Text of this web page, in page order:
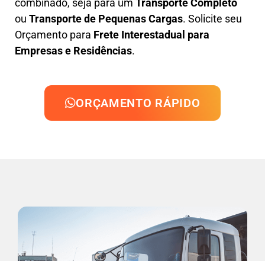
combinado, seja para um Transporte Completo
ou Transporte de Pequenas Cargas. Solicite seu
Orçamento para Frete Interestadual para
Empresas e Residências.
ORÇAMENTO RÁPIDO